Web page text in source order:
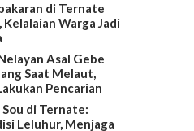
di Ternate
Warga Jadi
Asal Gebe
Saat Melaut,
Pencarian
di Ternate:
Leluhur, Menjaga